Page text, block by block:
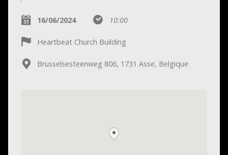
16/06/2024 10:00
Heartbeat Church Building
Brusselsesteenweg 806, 1731 Asse, Belgique